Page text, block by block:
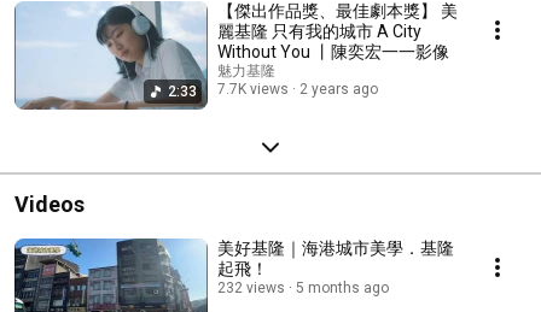
2:33
【傑出作品獎、最佳劇本獎】 美
麗基隆 只有我的城市 A City
Without You 丨陳奕宏一一影像
魅力基隆
7.7K views
2 years ago
Videos
美好基隆｜海港城市美學．基隆
起飛！
232 views 5 months ago